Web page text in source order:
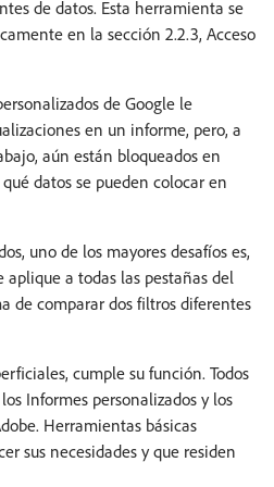
de datos. Esta herramienta se
en la sección 2.2.3, Acceso
de Google le
en un informe, pero, a
aún están bloqueados en
datos se pueden colocar en
uno de los mayores desafíos es,
a todas las pestañas del
de comparar dos filtros diferentes
cumple su función. Todos
Informes personalizados y los
Herramientas básicas
sus necesidades y que residen